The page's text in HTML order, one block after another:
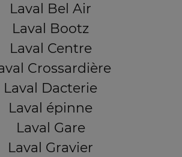
Laval Bel Air
Laval Bootz
Laval Centre
Crossardière
Laval Dacterie
Laval épinne
Laval Gare
Laval Gravier